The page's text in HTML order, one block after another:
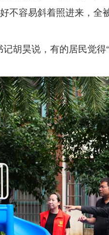
不容易斜着照进来，全
胡昊说，有的居民觉